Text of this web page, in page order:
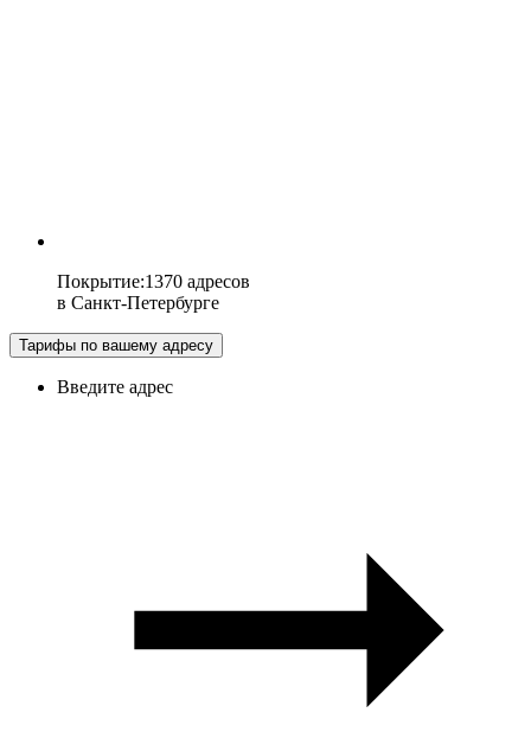
Покрытие:1370 адресов
в Санкт-Петербурге
Тарифы по вашему адресу
Введите адрес